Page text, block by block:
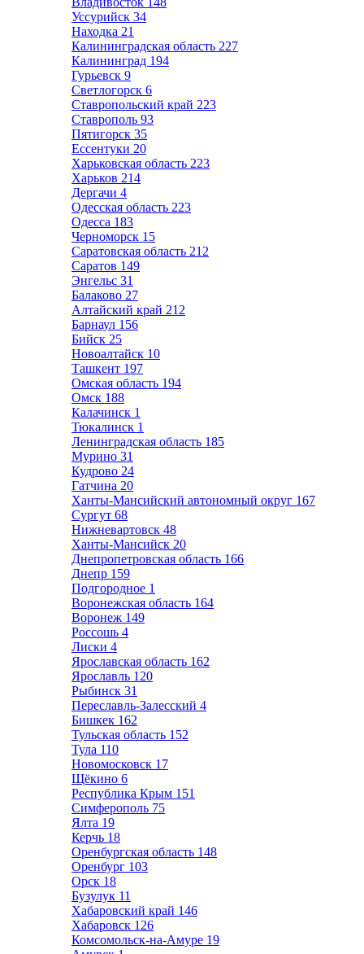
Уссурийск 34
Находка 21
Калининградская область 227
Калининград 194
Гурьевск 9
Светлогорск 6
Ставропольский край 223
Ставрополь 93
Пятигорск 35
Ессентуки 20
Харьковская область 223
Харьков 214
Дергачи 4
Одесская область 223
Одесса 183
Черноморск 15
Саратовская область 212
Саратов 149
Энгельс 31
Балаково 27
Алтайский край 212
Барнаул 156
Бийск 25
Новоалтайск 10
Ташкент 197
Омская область 194
Омск 188
Калачинск 1
Тюкалинск 1
Ленинградская область 185
Мурино 31
Кудрово 24
Гатчина 20
Ханты-Мансийский автономный округ 167
Сургут 68
Нижневартовск 48
Ханты-Мансийск 20
Днепропетровская область 166
Днепр 159
Подгородное 1
Воронежская область 164
Воронеж 149
Россошь 4
Лиски 4
Ярославская область 162
Ярославль 120
Рыбинск 31
Переславль-Залесский 4
Бишкек 162
Тульская область 152
Тула 110
Новомосковск 17
Щёкино 6
Республика Крым 151
Симферополь 75
Ялта 19
Керчь 18
Оренбургская область 148
Оренбург 103
Орск 18
Бузулук 11
Хабаровский край 146
Хабаровск 126
Комсомольск-на-Амуре 19